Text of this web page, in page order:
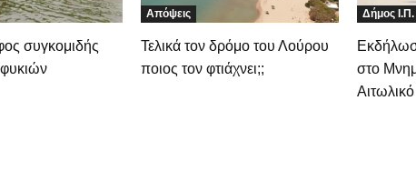
συγκομιδής
Απόψεις
Τελικά τον δρόμο του Λούρου
ποιος τον φτιάχνει;;
Δήμος
στο
Αιτωλικό